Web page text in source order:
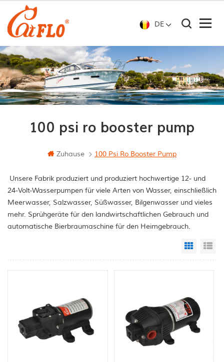
DE
100 psi ro booster pump
Zuhause 100 Psi Ro Booster Pump
Unsere Fabrik produziert und produziert hochwertige 12- und
24-Volt-Wasserpumpen für viele Arten von Wasser, einschließlich
Meerwasser, Salzwasser, Süßwasser, Bilgenwasser und vieles
mehr. Sprühgeräte für den landwirtschaftlichen Gebrauch und
automatische Bierbraumaschine für den Heimgebrauch.
Grid